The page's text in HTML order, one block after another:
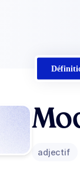
adjectif